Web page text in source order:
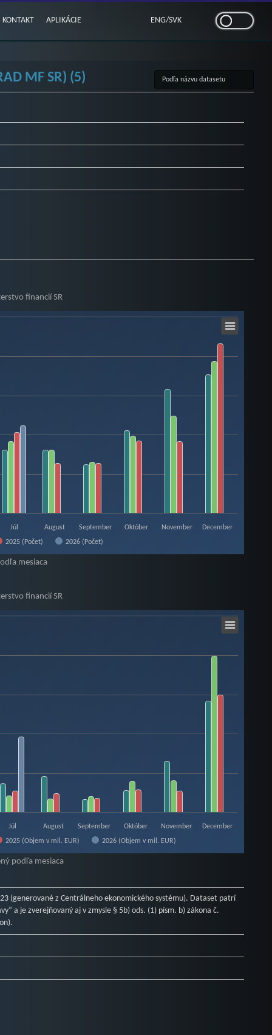
KONTAKT APLIKÁCIE ENG/SVK
MF SR) (5)
financií SR
2025 (Počet) 2026 (Počet)
Júl August September Október November December
mesiaca
financií SR
2025 (Objem v mil. EUR) 2026 (Objem v mil. EUR)
Júl August September Október November December
podľa mesiaca
(generované z Centrálneho ekonomického systému). Dataset patrí
a je zverejňovaný aj v zmysle § 5b) ods. (1) písm. b) zákona č.